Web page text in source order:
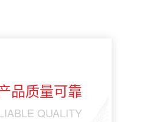
品质量可靠
QUALITY